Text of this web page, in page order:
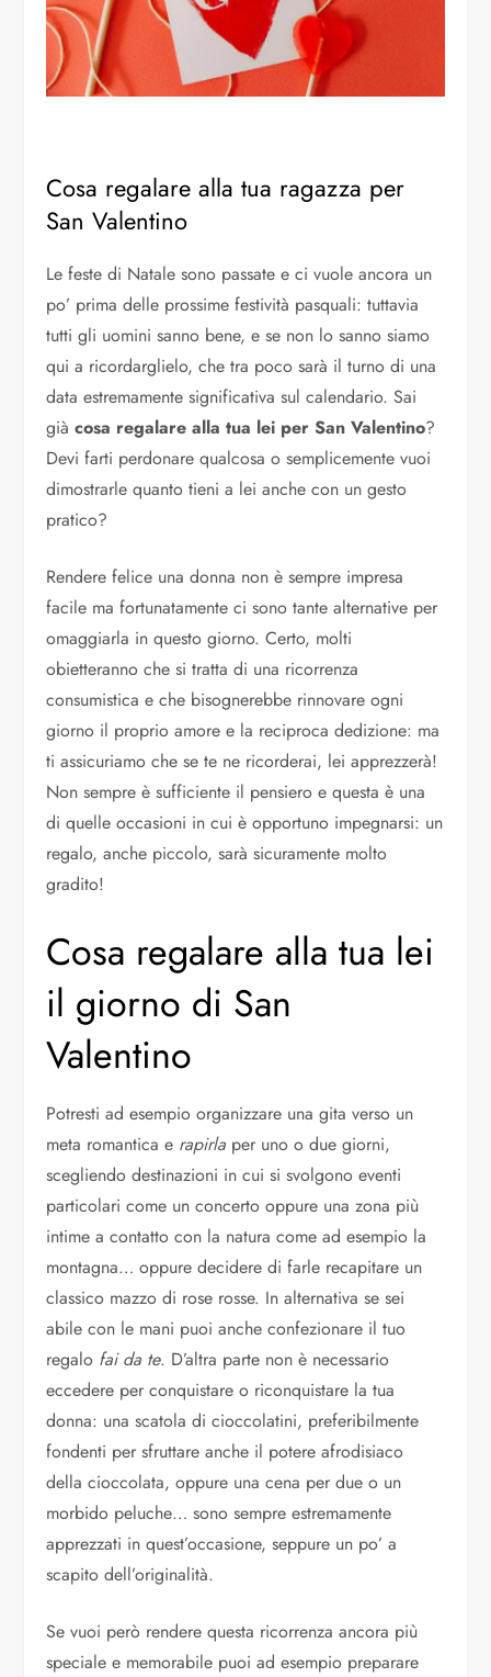
Cosa regalare alla tua ragazza per
San Valentino
Le feste di Natale sono passate e ci vuole ancora un
po’ prima delle prossime festività pasquali: tuttavia
tutti gli uomini sanno bene, e se non lo sanno siamo
qui a ricordarglielo, che tra poco sarà il turno di una
data estremamente significativa sul calendario. Sai
giàcosa regalare alla tua lei per San Valentino?
Devi farti perdonare qualcosa o semplicemente vuoi
dimostrarle quanto tieni a lei anche con un gesto
pratico?
Rendere felice una donna non è sempre impresa
facile ma fortunatamente ci sono tante alternative per
omaggiarla in questo giorno. Certo, molti
obietteranno che si tratta di una ricorrenza
consumistica e che bisognerebbe rinnovare ogni
giorno il proprio amore e la reciproca dedizione: ma
ti assicuriamo che se te ne ricorderai, lei apprezzerà!
Non sempre è sufficiente il pensiero e questa è una
di quelle occasioni in cui è opportuno impegnarsi: un
regalo, anche piccolo, sarà sicuramente molto
gradito!
Cosa regalare alla tua lei
il giorno di San
Valentino
Potresti ad esempio organizzare una gita verso un
meta romantica e rapirla per uno o due giorni,
scegliendo destinazioni in cui si svolgono eventi
particolari come un concerto oppure una zona più
intime a contatto con la natura come ad esempio la
montagna… oppure decidere di farle recapitare un
classico mazzo di rose rosse. In alternativa se sei
abile con le mani puoi anche confezionare il tuo
regalo fai da te. D’altra parte non è necessario
eccedere per conquistare o riconquistare la tua
donna: una scatola di cioccolatini, preferibilmente
fondenti per sfruttare anche il potere afrodisiaco
della cioccolata, oppure una cena per due o un
morbido peluche… sono sempre estremamente
apprezzati in quest’occasione, seppure un po’ a
scapito dell’originalità.
Se vuoi però rendere questa ricorrenza ancora più
speciale e memorabile puoi ad esempio preparare